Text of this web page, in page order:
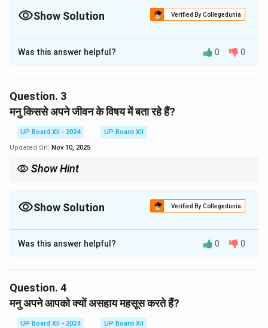
Show Solution Verified By Collegedunia
Solution and Explanation
रेखांकित अंश वसंत के प्रभाव को दर्शाता है, जिसमें सौंदर्य, सौम्यता और
Was this answer helpful? 0 0
Question. 3
मनु किससे अपने जीवन के विषय में बता रहे हैं?
UP Board XII - 2024
UP Board XII
Updated On: Nov 10, 2025
Show Hint
Show Solution Verified By Collegedunia
Solution and Explanation
मनु अपने जीवन के रहस्य और उसके कठिन अनुभवों को वसंत के दूत से
Was this answer helpful? 0 0
Question. 4
मनु अपने आपको क्यों असहाय महसूस करते हैं?
UP Board XII - 2024
UP Board XII